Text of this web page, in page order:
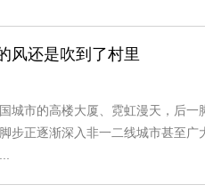
风还是吹到了村里
城市的高楼大厦、霓虹漫天，后
步正逐渐深入非一二线城市甚至